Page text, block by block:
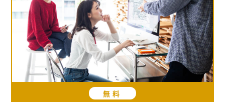
無料